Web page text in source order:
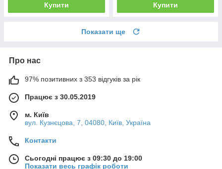
Купити Купити
Показати ще
Про нас
97% позитивних з 353 відгуків за рік
Працює з 30.05.2019
м. Київ
вул. Кузнєцова, 7, 04080, Київ, Україна
Контакти
Сьогодні працює з 09:30 до 19:00
Показати весь графік роботи